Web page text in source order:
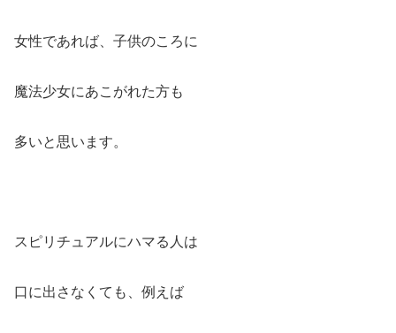
女性であれば、子供のころに
魔法少女にあこがれた方も
多いと思います。
スピリチュアルにハマる人は
口に出さなくても、例えば